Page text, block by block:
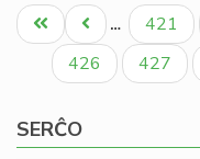
Pagination
Unua
paĝo
Antaŭa
paĝo
… Paĝo
421
Paĝo
426 Paĝo
427
SERĈO